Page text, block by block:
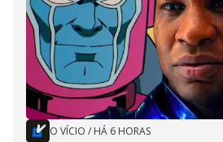
O VÍCIO / HÁ 6 HORAS